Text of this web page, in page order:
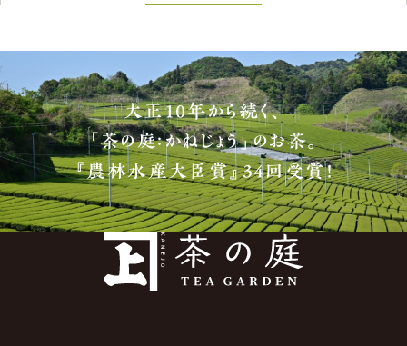
大正10年から続く、
「茶の庭：かねじょう」のお茶。
『農林水産大臣賞』34回受賞！